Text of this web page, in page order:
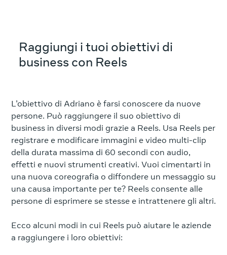
Raggiungi i tuoi obiettivi di
business con Reels
L'obiettivo di Adriano è farsi conoscere da nuove
persone. Può raggiungere il suo obiettivo di
business in diversi modi grazie a Reels. Usa Reels per
registrare e modificare immagini e video multi-clip
della durata massima di 60 secondi con audio,
effetti e nuovi strumenti creativi. Vuoi cimentarti in
una nuova coreografia o diffondere un messaggio su
una causa importante per te? Reels consente alle
persone di esprimere se stesse e intrattenere gli altri.
Ecco alcuni modi in cui Reels può aiutare le aziende
a raggiungere i loro obiettivi: